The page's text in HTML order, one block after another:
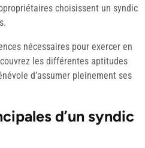
choisissent un syndic
nécessaires pour exercer en
les différentes aptitudes
d’assumer pleinement ses
d’un syndic